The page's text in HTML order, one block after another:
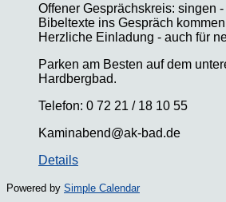
Offener Gesprächskreis: singen
Bibeltexte ins Gespräch kommen
Herzliche Einladung - auch für
Parken am Besten auf dem
Hardbergbad.
Telefon: 0 72 21 / 18 10 55
Kaminabend@ak-bad.de
Details
Powered by Simple Calendar